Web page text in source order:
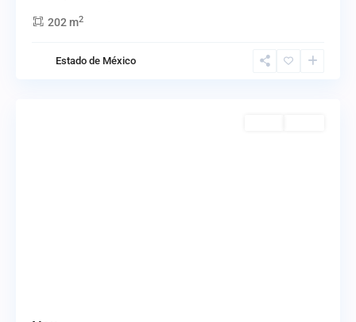
202 m2
Estado de México
,